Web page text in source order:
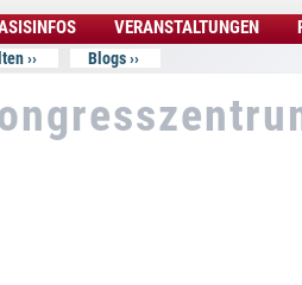
VERANSTALTUNGEN
Blogs